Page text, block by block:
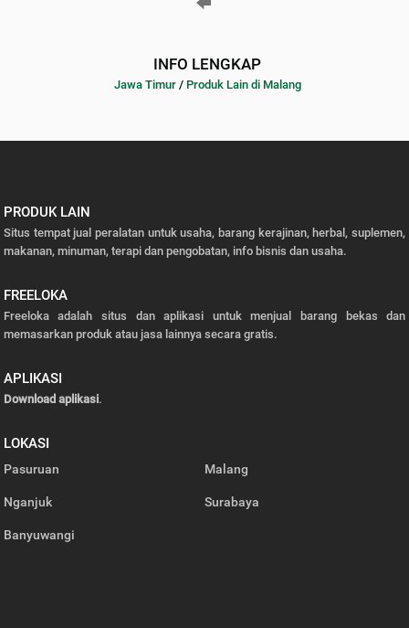
INFO LENGKAP
Jawa Timur/ Produk Lain di Malang
PRODUK LAIN
Situs tempat jual peralatan untuk usaha, barang kerajinan, herbal, suplemen,
makanan, minuman, terapi dan pengobatan, info bisnis dan usaha.
FREELOKA
Freeloka adalah situs dan aplikasi untuk menjual barang bekas dan
memasarkan produk atau jasa lainnya secara gratis.
APLIKASI
Download aplikasi.
LOKASI
Pasuruan Malang
Nganjuk Surabaya
Banyuwangi